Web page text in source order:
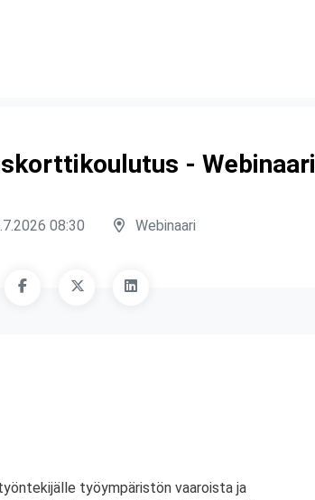
- Webinaari
08:30 Webinaari
työympäristön vaaroista ja